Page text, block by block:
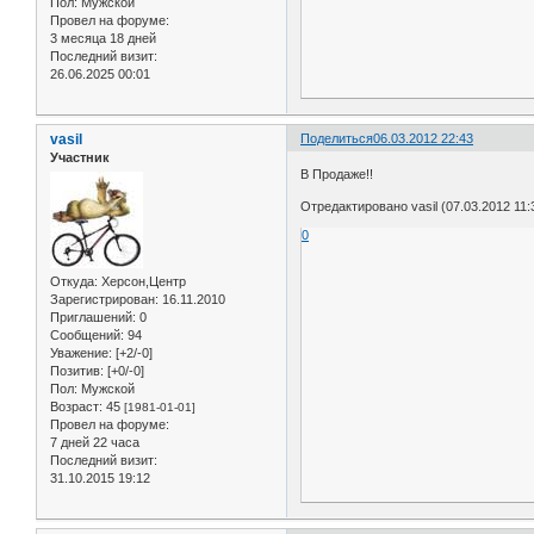
Провел на форуме:
3 месяца 18 дней
Последний визит:
26.06.2025 00:01
Поделиться06.03.2012 22:43
vasil
Участник
Откуда: Херсон,Центр
Зарегистрирован: 16.11.2010
Приглашений: 0
Сообщений: 94
Уважение: [+2/-0]
Позитив: [+0/-0]
Пол: Мужской
Возраст: 45 [1981-01-01]
Провел на форуме:
7 дней 22 часа
Последний визит:
31.10.2015 19:12
В Продаже!!
Отредактировано vasil (07.03.2012
0